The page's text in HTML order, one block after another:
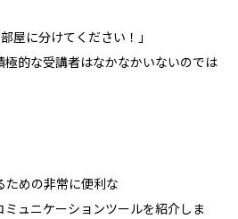
屋に分けてください！」
極的な受講者はなかなかいないのでは
ための非常に便利な
ミュニケーションツールを紹介しま